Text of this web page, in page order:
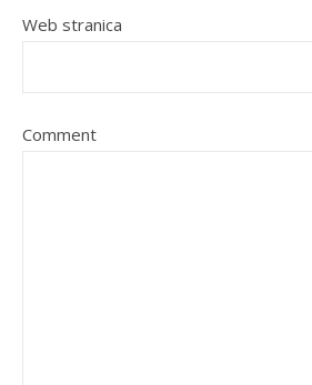
Web stranica
Comment